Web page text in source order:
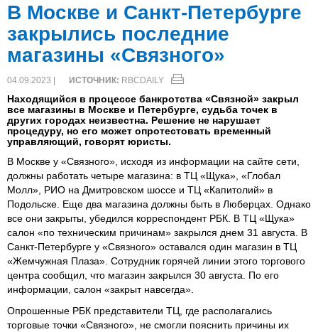
В Москве и Санкт-Петербурге
закрылись последние
магазины «Связного»
04.09.2023 | ИСТОЧНИК: RBCDAILY
Находящийся в процессе банкротства «Связной» закрыл
все магазины в Москве и Петербурге, судьба точек в
других городах неизвестна. Решение не нарушает
процедуру, но его может опротестовать временный
управляющий, говорят юристы.
В Москве у «Связного», исходя из информации на сайте сети,
должны работать четыре магазина: в ТЦ «Щука», «Глобал
Молл», РИО на Дмитровском шоссе и ТЦ «Капитолий» в
Подольске. Еще два магазина должны быть в Люберцах. Однако
все они закрыты, убедился корреспондент РБК. В ТЦ «Щука»
салон «по техническим причинам» закрылся днем 31 августа. В
Санкт-Петербурге у «Связного» оставался один магазин в ТЦ
«Жемчужная Плаза». Сотрудник горячей линии этого торгового
центра сообщил, что магазин закрылся 30 августа. По его
информации, салон «закрыт навсегда».
Опрошенные РБК представители ТЦ, где располагались
торговые точки «Связного», не смогли пояснить причины их